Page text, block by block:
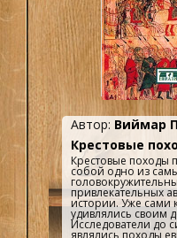
Автор: Виймар
Крестовые
Крестовые походы
собой одно из
привлекательных
истории. Уже сами
удивлялись своим
Исследователи до
являлись походы